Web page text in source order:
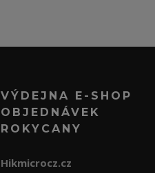
VÝDEJNA E-SHOP
OBJEDNÁVEK
ROKYCANY
Hikmicrocz.cz